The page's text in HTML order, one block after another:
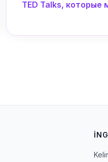
TED Talks, которые